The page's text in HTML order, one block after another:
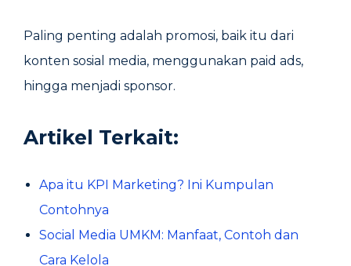
Paling penting adalah promosi, baik itu dari
konten sosial media, menggunakan paid ads,
hingga menjadi sponsor.
Artikel Terkait:
Apa itu KPI Marketing? Ini Kumpulan
Contohnya
Social Media UMKM: Manfaat, Contoh dan
Cara Kelola